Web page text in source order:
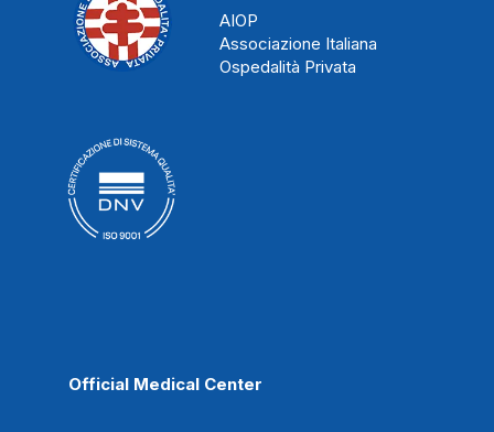
AIOP
Associazione Italiana
Ospedalità Privata
Official Medical Center